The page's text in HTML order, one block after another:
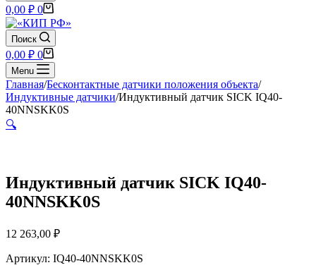
Корзина
0,00 ₽ 0
Поиск
Корзина
0,00 ₽ 0
Menu
Главная/Бесконтактные датчики положения объекта/
Индуктивные датчики/Индуктивный датчик SICK IQ40-
40NNSKK0S
🔍
Индуктивный датчик SICK IQ40-
40NNSKK0S
12 263,00 ₽
Артикул: IQ40-40NNSKK0S